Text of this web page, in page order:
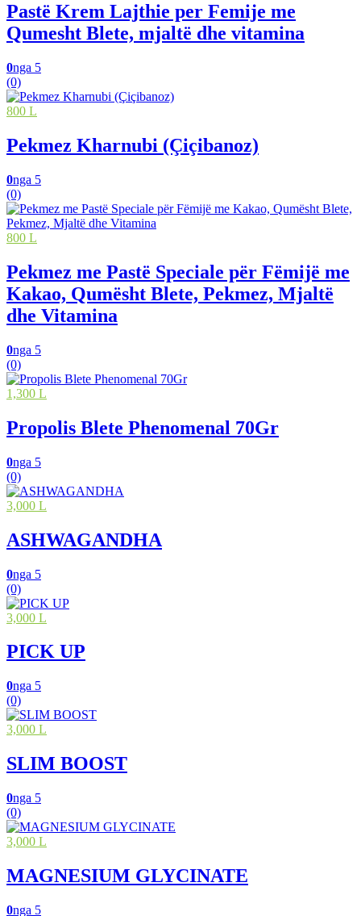
Pastë Krem Lajthie per Femije me
Qumesht Blete, mjaltë dhe vitamina
0nga 5
(0)
800 L
Pekmez Kharnubi (Çiçibanoz)
0nga 5
(0)
800 L
Pekmez me Pastë Speciale për Fëmijë me
Kakao, Qumësht Blete, Pekmez, Mjaltë
dhe Vitamina
0nga 5
(0)
1,300 L
Propolis Blete Phenomenal 70Gr
0nga 5
(0)
3,000 L
ASHWAGANDHA
0nga 5
(0)
3,000 L
PICK UP
0nga 5
(0)
3,000 L
SLIM BOOST
0nga 5
(0)
3,000 L
MAGNESIUM GLYCINATE
0nga 5